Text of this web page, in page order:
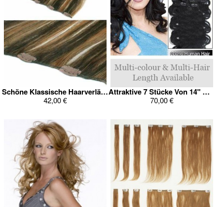
Schöne Klassische Haarverlängerung
42,00 €
Attraktive 7 Stücke Von 14" Wellig Clip In Ganz Kopf Set
70,00 €